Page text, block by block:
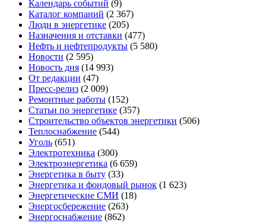
Календарь событий (9)
Каталог компаний (2 367)
Люди в энергетике (205)
Назначения и отставки (477)
Нефть и нефтепродукты (5 580)
Новости (2 595)
Новость дня (14 993)
От редакции (47)
Пресс-релиз (2 009)
Ремонтные работы (152)
Статьи по энергетике (357)
Строительство объектов энергетики (506)
Теплоснабжение (544)
Уголь (651)
Электротехника (300)
Электроэнергетика (6 659)
Энергетика в быту (33)
Энергетика и фондовый рынок (1 623)
Энергетические СМИ (18)
Энергосбережение (263)
Энергоснабжение (862)